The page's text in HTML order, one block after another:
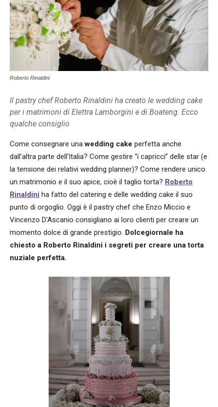
Roberto Rinaldini
Il pastry chef Roberto Rinaldini ha creato le wedding cake
per i matrimoni di Elettra Lamborgini e di Boateng. Ecco
qualche consiglio
Come consegnare unawedding cake perfetta anche
dall'altra parte dell'Italia? Come gestire “i capricci” delle star (e
la tensione dei relativi wedding planner)? Come rendere unico
un matrimonio e il suo apice, cioè il taglio torta? Roberto
Rinaldini ha fatto del catering e delle wedding cake il suo
punto di orgoglio. Oggi è il pastry chef che Enzo Miccio e
Vincenzo D'Ascanio consigliano ai loro clienti per creare un
momento dolce di grande prestigio. Dolcegiornale ha
chiesto a Roberto Rinaldini i segreti per creare una torta
nuziale perfetta.